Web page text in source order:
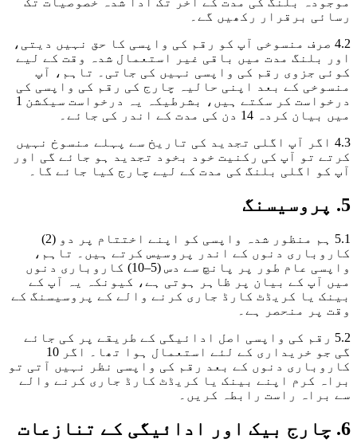
رسائی برقرار رکھیں گے۔
4.2 صرف منسوخی آپ کو رقم کی واپسی کا حق نہیں دیتی،
اور بلنگ مدت میں باقی غیر استعمال شدہ وقت کے لیے
کوئی جزوی رقم کی واپسی نہیں کی جاتی۔ تاہم، آپ
منسوخی کے بعد اپنی حالیہ چارج کی رقم کی واپسی کی
درخواست کر سکتے ہیں، بشرطیکہ یہ درخواست سیکشن 1
میں بیان کردہ 14 دن کی مدت کے اندر کی جائے۔
4.3 اگر آپ اگلی تجدید کی تاریخ سے پہلے منسوخ نہیں
کرتے تو آپ کی رکنیت خود بخود تجدید ہو جائے گی اور
آپ کو اگلی بلنگ کی مدت کے لیے چارج کیا جائے گا۔
5. پروسیسنگ
5.1 ہم منظور شدہ واپسی کو اپنے اختتام پر دو (2)
کاروباری دنوں کے اندر پروسیس کرتے ہیں۔ تاہم،
واپسی عام طور پر پانچ سے دس (5–10) کاروباری دنوں
میں آپ کے بیان پر ظاہر ہوتی ہے، کیونکہ یہ آپ کے
بینک یا کریڈٹ کارڈ جاری کرنے والے کے پروسیسنگ کے
وقت پر منحصر ہے۔
5.2 رقم کی واپسی اصل ادائیگی کے طریقے پر کی جائے
گی جو خریداری کے لئے استعمال ہوا تھا۔ اگر 10
کاروباری دنوں کے بعد رقم کی واپسی نظر نہیں آتی تو
براہ کرم اپنے بینک یا کریڈٹ کارڈ جاری کرنے والے
سے براہ راست رابطہ کریں۔
6. چارج بیک اور ادائیگی کے تنازعات